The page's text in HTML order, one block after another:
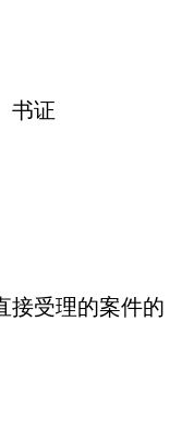
证
受理的案件的